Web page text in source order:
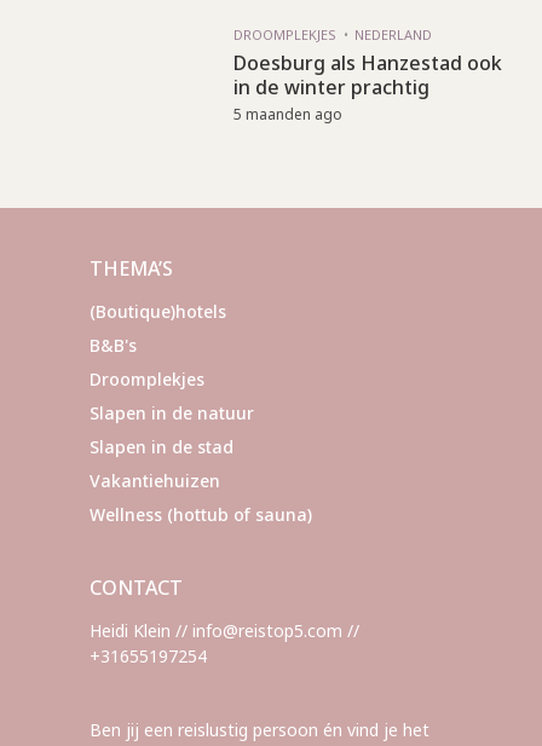
DROOMPLEKJES NEDERLAND
Doesburg als Hanzestad ook
in de winter prachtig
5 maanden ago
THEMA’S
(Boutique)hotels
B&B's
Droomplekjes
Slapen in de natuur
Slapen in de stad
Vakantiehuizen
Wellness (hottub of sauna)
CONTACT
Heidi Klein // info@reistop5.com //
+31655197254
Ben jij een reislustig persoon én vind je het